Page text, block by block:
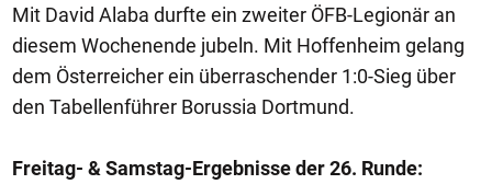
Mit David Alaba durfte ein zweiter ÖFB-Legionär an
diesem Wochenende jubeln. Mit Hoffenheim gelang
dem Österreicher ein überraschender 1:0-Sieg über
den Tabellenführer Borussia Dortmund.
Freitag- & Samstag-Ergebnisse der 26. Runde: